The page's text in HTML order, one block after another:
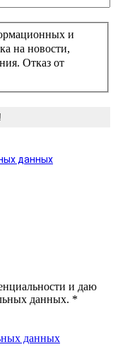
и
на новости,
Отказ от
данных
и даю
данных. *
данных